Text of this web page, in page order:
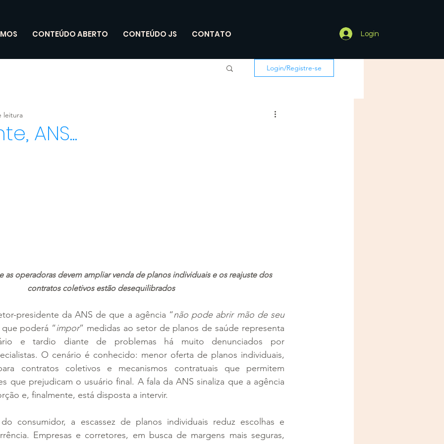
CONTEÚDO ABERTO CONTEÚDO JS CONTATO Login
Login/Registre-se
ANS...
leitura
as operadoras devem ampliar venda de planos individuais e os reajuste dos
contratos coletivos estão desequilibrados
presidente da ANS de que a agência “não pode abrir mão de seu
poderá “impor” medidas ao setor de planos de saúde representa
e tardio diante de problemas há muito denunciados por
O cenário é conhecido: menor oferta de planos individuais,
contratos coletivos e mecanismos contratuais que permitem
que prejudicam o usuário final. A fala da ANS sinaliza que a agência
e, finalmente, está disposta a intervir.
consumidor, a escassez de planos individuais reduz escolhas e
Empresas e corretores, em busca de margens mais seguras,